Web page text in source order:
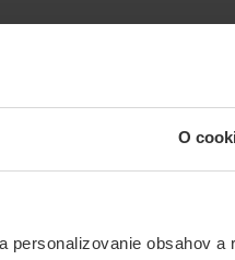
O
personalizovanie obsahov a